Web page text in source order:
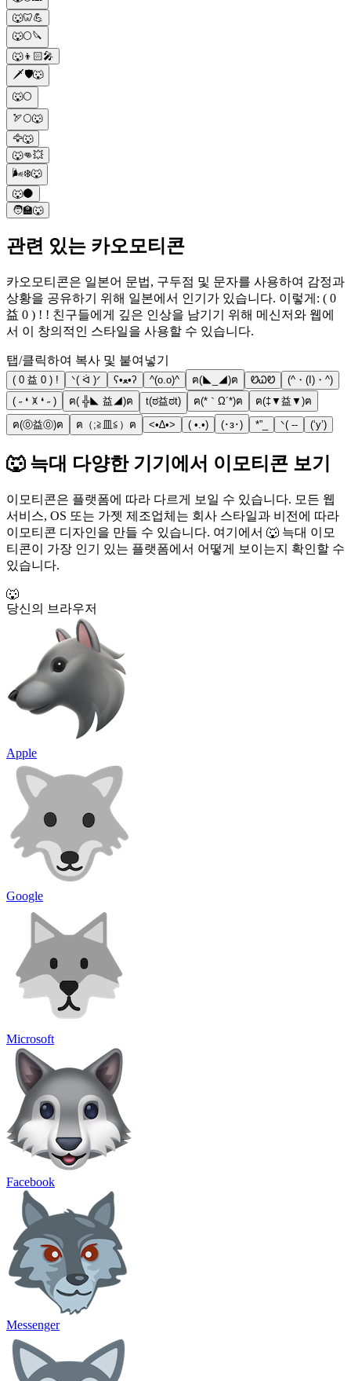
🐺🦷💪
🐺🌕🔪
🐺👦🏻🎤
🗡️🛡️🐺
🐺🌕
🏹🌕🐺
🦅🐺
🐺👊💥
🌬️❄️🐺
🐺🌑
🧑🏫🐺
관련 있는 카오모티콘
카오모티콘은 일본어 문법, 구두점 및 문자를 사용하여 감정과
상황을 공유하기 위해 일본에서 인기가 있습니다. 이렇게: ( 0
益 0 ) ! ! 친구들에게 깊은 인상을 남기기 위해 메신저와 웹에
서 이 창의적인 스타일을 사용할 수 있습니다.
탭/클릭하여 복사 및 붙여넣기
( 0 益 0 ) ! ᐠ( ᐛ )ᐟ ʕ•ﻌ•ʔ ^(o.o)^ ฅ(◣_◢)ฅ ᏬᏇᏬ
(^・(I)・^)
( ˶ ❛ ꁞ ❛ ˶ )
ฅ( ╬◣ 益◢)ฅ t(ಠ益ಠt) ฅ(*｀Ω´*)ฅ
ฅ(‡▼益▼)ฅ
ฅ(⓪益⓪)ฅ
ฅ（;≧皿≦）ฅ <•∆•> ( •.•) (･з･) *”_ ᐠ( -- (‘y’)
🐺 늑대 다양한 기기에서 이모티콘 보기
이모티콘은 플랫폼에 따라 다르게 보일 수 있습니다. 모든 웹
서비스, OS 또는 가젯 제조업체는 회사 스타일과 비전에 따라
이모티콘 디자인을 만들 수 있습니다. 여기에서 🐺 늑대 이모
티콘이 가장 인기 있는 플랫폼에서 어떻게 보이는지 확인할 수
있습니다.
🐺
당신의 브라우저
Apple
Google
Microsoft
Facebook
Messenger